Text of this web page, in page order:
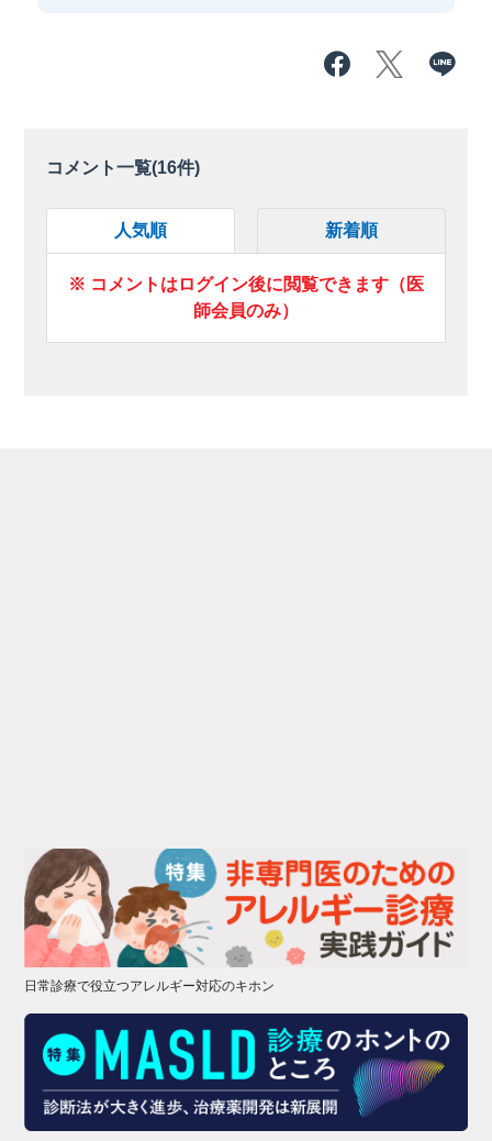
コメント一覧(16件)
人気順 新着順
※ コメントはログイン後に閲覧できます（医
師会員のみ）
日常診療で役立つアレルギー対応のキホン